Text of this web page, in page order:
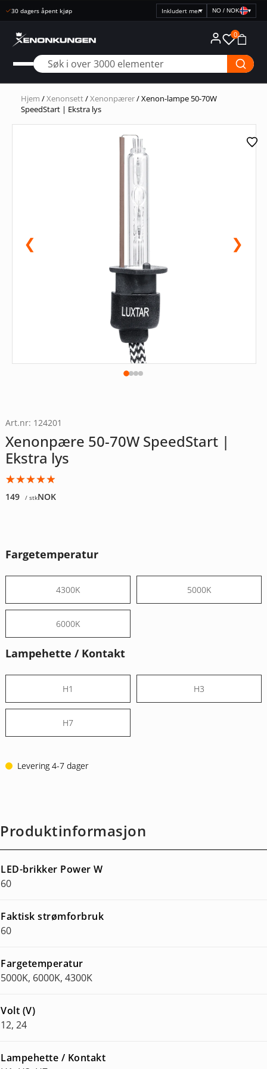
Rask levering
Velg
NO / NOK ▾
0
Hjem /Xenonsett/Xenonpærer/ Xenon-lampe 50-70W
SpeedStart | Ekstra lys
❮ ❯
Art.nr: 124201
Xenonpære 50-70W SpeedStart |
Ekstra lys
Vurdert
4
149 / stkNOK
Fargetemperatur
4300K 5000K
6000K
Lampehette / Kontakt
H1 H3
H7
Levering 4-7 dager
Produktinformasjon
LED-brikker Power W
60
Faktisk strømforbruk
60
Fargetemperatur
5000K, 6000K, 4300K
Volt (V)
12, 24
Lampehette / Kontakt